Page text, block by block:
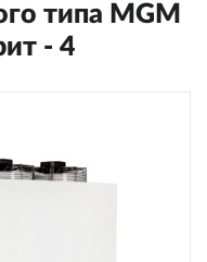
типа MGM
- 4